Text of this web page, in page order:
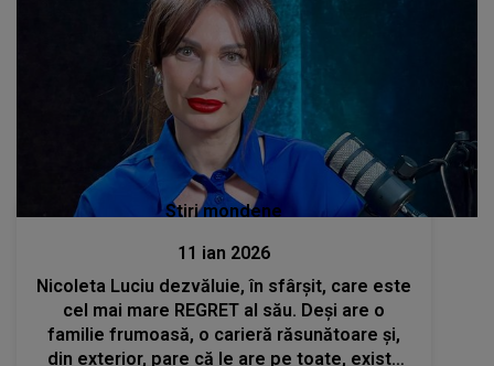
Stiri mondene
11 ian 2026
Nicoleta Luciu dezvăluie, în sfârșit, care este
cel mai mare REGRET al său. Deși are o
familie frumoasă, o carieră răsunătoare și,
din exterior, pare că le are pe toate, există